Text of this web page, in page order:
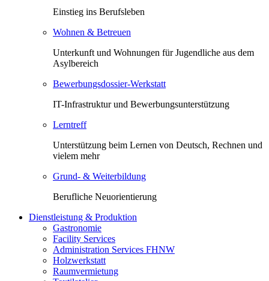
Einstieg ins Berufsleben
Wohnen & Betreuen
Unterkunft und Wohnungen für Jugendliche aus dem
Asylbereich
Bewerbungsdossier-Werkstatt
IT-Infrastruktur und Bewerbungsunterstützung
Lerntreff
Unterstützung beim Lernen von Deutsch, Rechnen und
vielem mehr
Grund- & Weiterbildung
Berufliche Neuorientierung
Dienstleistung & Produktion
Gastronomie
Facility Services
Administration Services FHNW
Holzwerkstatt
Raumvermietung